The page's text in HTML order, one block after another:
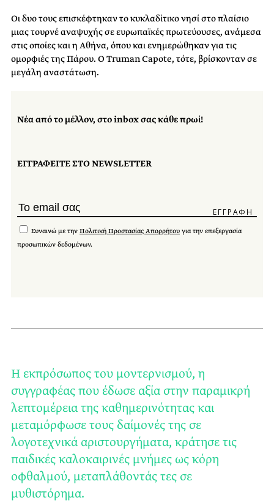
Οι δυο τους επισκέφτηκαν το κυκλαδίτικο νησί στο πλαίσιο
μιας τουρνέ αναψυχής σε ευρωπαϊκές πρωτεύουσες, ανάμεσα
στις οποίες και η Αθήνα, όπου και ενημερώθηκαν για τις
ομορφιές της Πάρου. Ο Truman Capote, τότε, βρίσκονταν σε
μεγάλη αναστάτωση.
Νέα από το μέλλον, στο inbox σας κάθε πρωί!
ΕΓΓΡΑΦΕΙΤΕ ΣΤΟ NEWSLETTER
Συναινώ με την Πολιτική Προστασίας Απορρήτου για την επεξεργασία
προσωπικών δεδομένων.
Η εκπρόσωπος του μοντερνισμού, η
συγγραφέας που έδωσε αξία στην παραμικρή
λεπτομέρεια της καθημερινότητας και
μεταμόρφωσε τους δαίμονές της σε
λογοτεχνικά αριστουργήματα, κράτησε τις
παιδικές καλοκαιρινές μνήμες ως κόρη
οφθαλμού, μεταπλάθοντάς τες σε
μυθιστόρημα.